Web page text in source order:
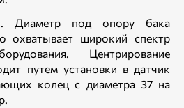
Диаметр под опору бака
охватывает широкий спектр
Центрирование
путем установки в датчик
колец с диаметра 37 на